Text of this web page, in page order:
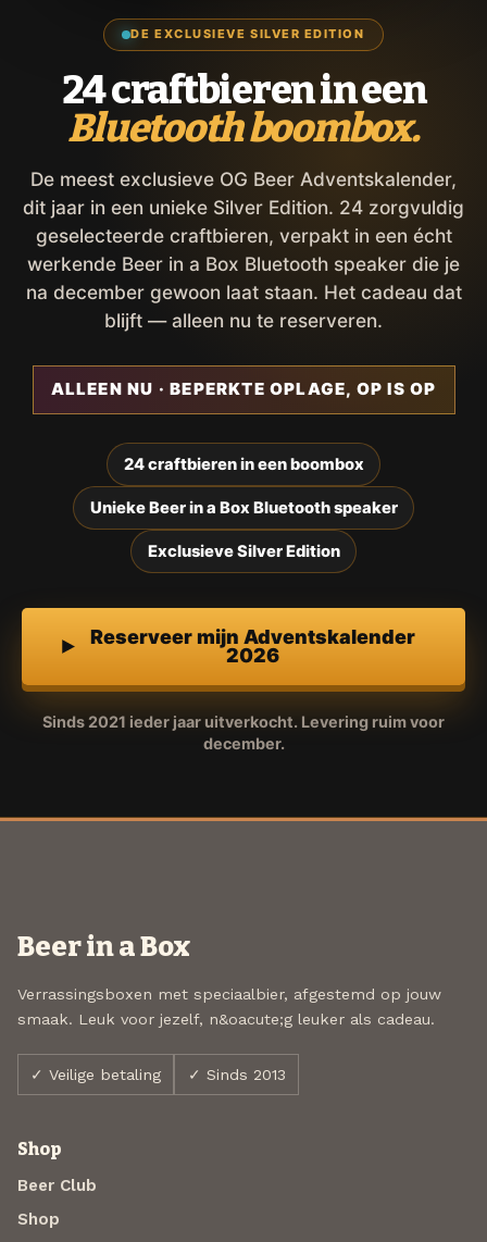
DE EXCLUSIEVE SILVER EDITION
24 craftbieren in een
Bluetooth boombox.
De meest exclusieve OG Beer Adventskalender,
dit jaar in een unieke Silver Edition. 24 zorgvuldig
geselecteerde craftbieren, verpakt in een écht
werkende Beer in a Box Bluetooth speaker die je
na december gewoon laat staan. Het cadeau dat
blijft — alleen nu te reserveren.
ALLEEN NU · BEPERKTE OPLAGE, OP IS OP
24 craftbieren in een boombox
Unieke Beer in a Box Bluetooth speaker
Exclusieve Silver Edition
Reserveer mijn Adventskalender
2026
Sinds 2021 ieder jaar uitverkocht. Levering ruim voor
december.
Beer in a Box
Verrassingsboxen met speciaalbier, afgestemd op jouw
smaak. Leuk voor jezelf, n&oacute;g leuker als cadeau.
✓ Veilige betaling ✓ Sinds 2013
Shop
Beer Club
Shop